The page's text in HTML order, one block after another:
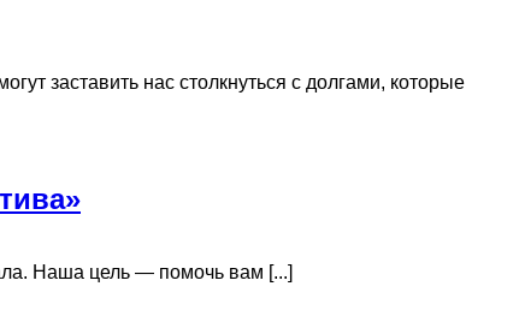
заставить нас столкнуться с долгами, которые
Наша цель — помочь вам [...]